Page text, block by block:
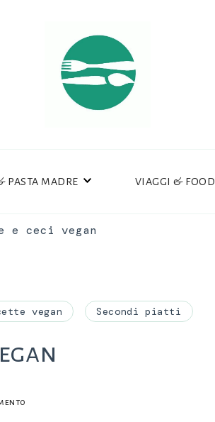
PASTA MADRE VIAGGI & FOOD
e ceci vegan
vegan Secondi piatti